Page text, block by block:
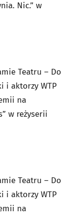
Nic.” w
Teatru – Do
i aktorzy WTP
na
w reżyserii
Teatru – Do
i aktorzy WTP
na